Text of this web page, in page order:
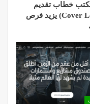
خطاب تقديم
(Cover Letter) يزيد فرص